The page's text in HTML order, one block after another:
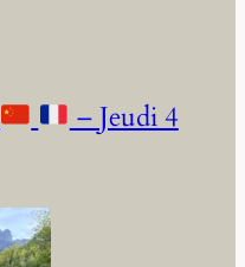
– Jeudi 4